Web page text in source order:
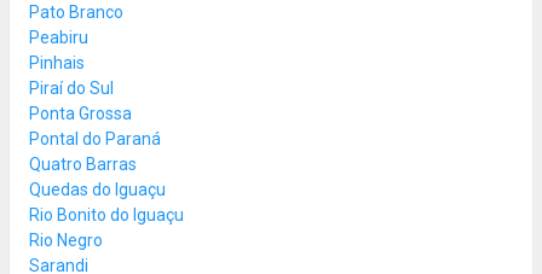
Pato Branco
Peabiru
Pinhais
Piraí do Sul
Ponta Grossa
Pontal do Paraná
Quatro Barras
Quedas do Iguaçu
Rio Bonito do Iguaçu
Rio Negro
Sarandi